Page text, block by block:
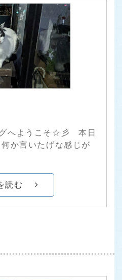
へようこそ☆彡 本日
か言いたげな感じが
読む